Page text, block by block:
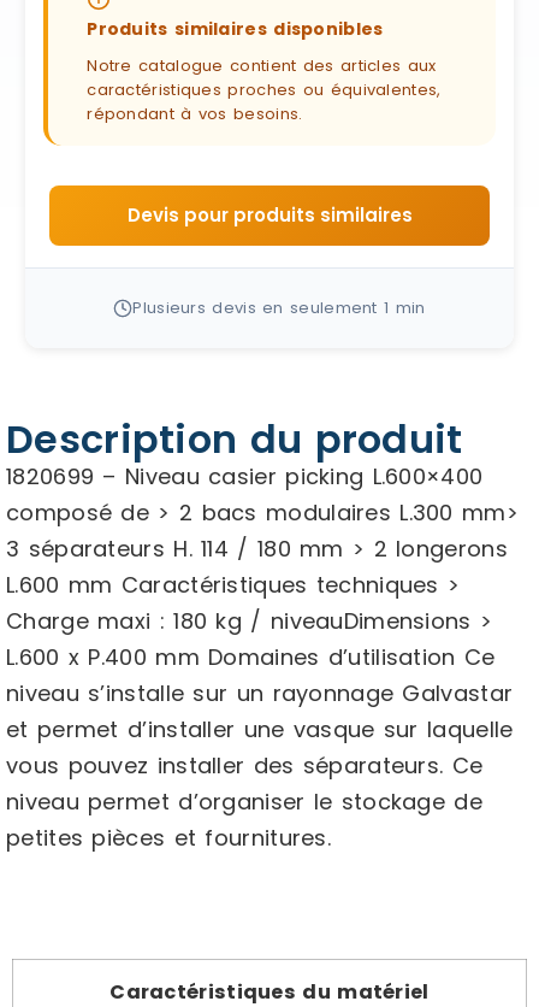
Produits similaires disponibles
Notre catalogue contient des articles aux
caractéristiques proches ou équivalentes,
répondant à vos besoins.
Devis pour produits similaires
Plusieurs devis en seulement 1 min
Description du produit
1820699 – Niveau casier picking L.600×400
composé de > 2 bacs modulaires L.300 mm>
3 séparateurs H. 114 / 180 mm > 2 longerons
L.600 mm Caractéristiques techniques >
Charge maxi : 180 kg / niveauDimensions >
L.600 x P.400 mm Domaines d’utilisation Ce
niveau s’installe sur un rayonnage Galvastar
et permet d’installer une vasque sur laquelle
vous pouvez installer des séparateurs. Ce
niveau permet d’organiser le stockage de
petites pièces et fournitures.
Caractéristiques du matériel